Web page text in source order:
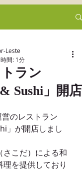
ラン
Sushi」開店
Leste
間: 1分
のレストラン
」が開店しまし
さこだ）による和
を提供しており